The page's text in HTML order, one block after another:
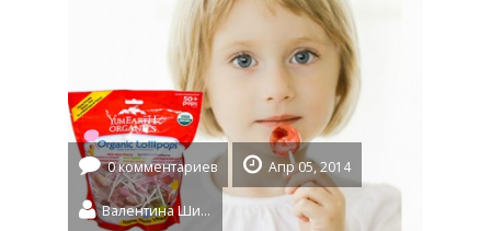
ощущение «пустой» сладости и […]
0 комментариев Апр 05, 2014
Валентина Шидловская